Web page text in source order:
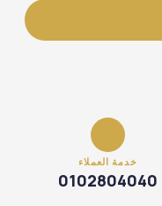
خدمة العملاء
0102804040